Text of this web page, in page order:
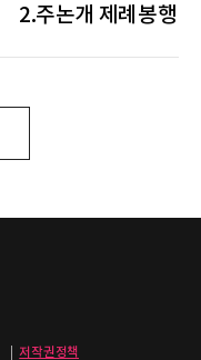
2.주논개 제례봉행
저작권정책